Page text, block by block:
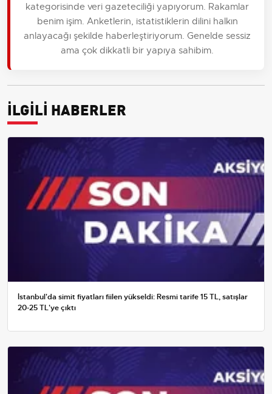
kategorisinde veri gazeteciliği yapıyorum. Rakamlar
benim işim. Anketlerin, istatistiklerin dilini halkın
anlayacağı şekilde haberleştiriyorum. Genelde sessiz
ama çok dikkatli bir yapıya sahibim.
İLGİLİ HABERLER
İstanbul'da simit fiyatları fiilen yükseldi: Resmi tarife 15 TL, satışlar
20-25 TL'ye çıktı